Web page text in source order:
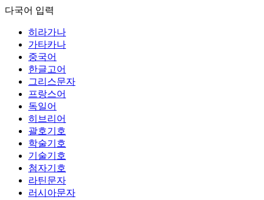
다국어 입력
히라가나
가타카나
중국어
한글고어
그리스문자
프랑스어
독일어
히브리어
괄호기호
학술기호
기술기호
첨자기호
라틴문자
러시아문자